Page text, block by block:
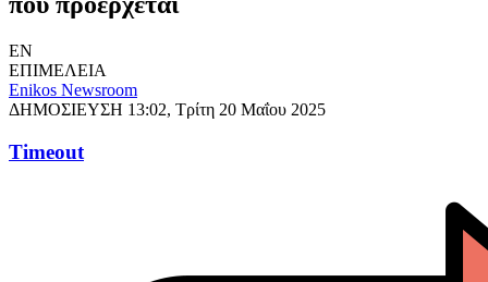
EN
ΕΠΙΜΕΛΕΙΑ
Enikos Newsroom
ΔΗΜΟΣΙΕΥΣΗ 13:02, Τρίτη 20 Μαΐου 2025
Timeout